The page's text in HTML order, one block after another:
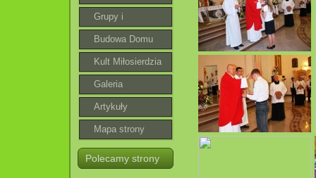
Grupy i
wspólnoty
Budowa Domu
Parafialnego
Kult Miłosierdzia
Bożego
Galeria
roztoczańska
Artykuły
Mapa strony
Polecamy strony